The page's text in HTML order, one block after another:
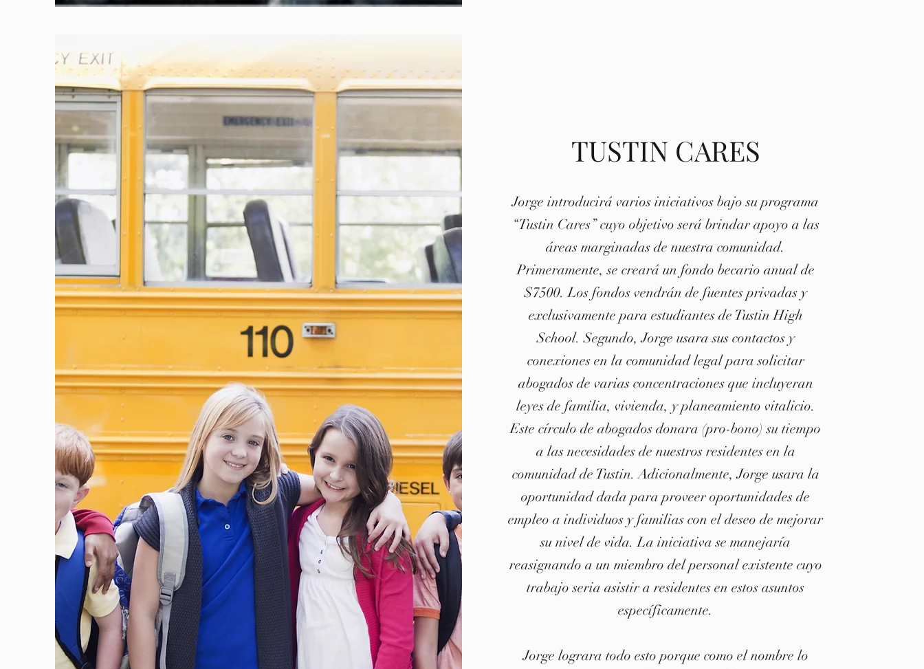
TUSTIN CARES
Jorge introducirá varios iniciativos bajo su programa
“Tustin Cares” cuyo objetivo será brindar apoyo a las
áreas marginadas de nuestra comunidad.
Primeramente, se creará un fondo becario anual de
$7500. Los fondos vendrán de fuentes privadas y
exclusivamente para estudiantes de Tustin High
School. Segundo, Jorge usara sus contactos y
conexiones en la comunidad legal para solicitar
abogados de varias concentraciones que incluyeran
leyes de familia, vivienda, y planeamiento vitalicio.
Este círculo de abogados donara (pro-bono) su tiempo
a las necesidades de nuestros residentes en la
comunidad de Tustin. Adicionalmente, Jorge usara la
oportunidad dada para proveer oportunidades de
empleo a individuos y familias con el deseo de mejorar
su nivel de vida. La iniciativa se manejaría
reasignando a un miembro del personal existente cuyo
trabajo seria asistir a residentes en estos asuntos
específicamente.
Jorge lograra todo esto porque como el nombre lo